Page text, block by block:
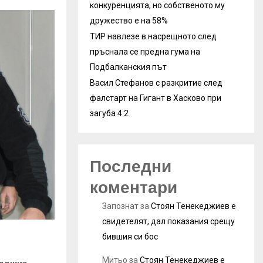
конкуренцията, но собственото му
дружество е на 58%
ТИР навлезе в насрещното след
пръснала се предна гума на
Подбалканския път
Васил Стефанов с разкритие след
фалстарт на Гигант в Хасково при
загуба 4:2
Последни
коментари
Запознатза Стоян Тенекеджиев е
свидетелят, дал показания срещу
бившия си бос
Митьо за Стоян Тенекеджиев е